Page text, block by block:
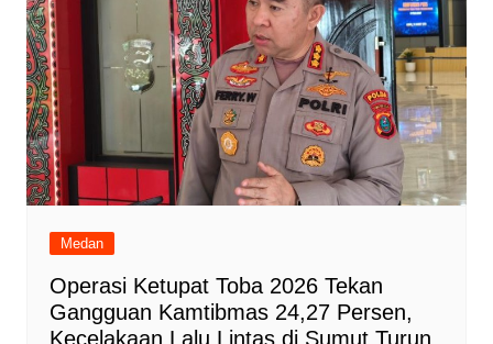
Medan
Operasi Ketupat Toba 2026 Tekan
Gangguan Kamtibmas 24,27 Persen,
Kecelakaan Lalu Lintas di Sumut Turun